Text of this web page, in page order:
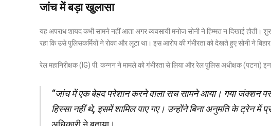
जांच में बड़ा खुलासा
यह अपराध शायद कभी सामने नहीं आता अगर व्यवसायी मनोज सोनी ने हिम्मत न दिखाई
रहा कि उसे पुलिसकर्मियों ने रोका और लूटा था। इस आरोप की गंभीरता को देखते हुए सोनी ने
रेल महानिरीक्षक (IG) पी. कन्नन ने मामले को गंभीरता से लिया और रेल पुलिस अधीक्षक (पटना)
“जांच में एक बेहद परेशान करने वाला सच सामने आया। गया जंक्शन पर
हिस्सा नहीं थे, इसमें शामिल पाए गए। उन्होंने बिना अनुमति के ट्रेन में